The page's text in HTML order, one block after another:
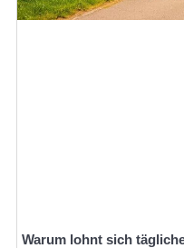
Warum lohnt sich